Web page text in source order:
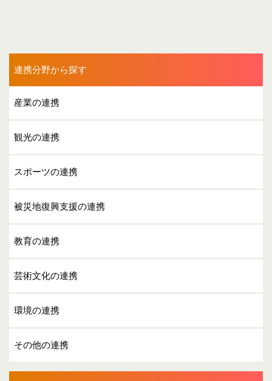
連携分野から探す
産業の連携
観光の連携
スポーツの連携
被災地復興支援の連携
教育の連携
芸術文化の連携
環境の連携
その他の連携